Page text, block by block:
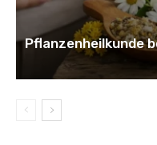
Pflanzenheilkunde